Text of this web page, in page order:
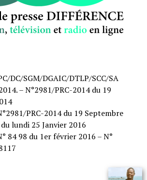
DC/SGM/DGAIC/DTLP/SCC/SA
– N°2981/PRC-2014 du 19
PRC-2014 du 19 Septembre
lundi 25 Janvier 2016
84 98 du 1er février 2016 – N°